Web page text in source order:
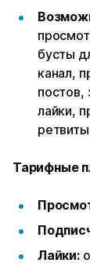
бусты
канал,
постов,
лайки,
ретвиты
Тарифные
Лайки: